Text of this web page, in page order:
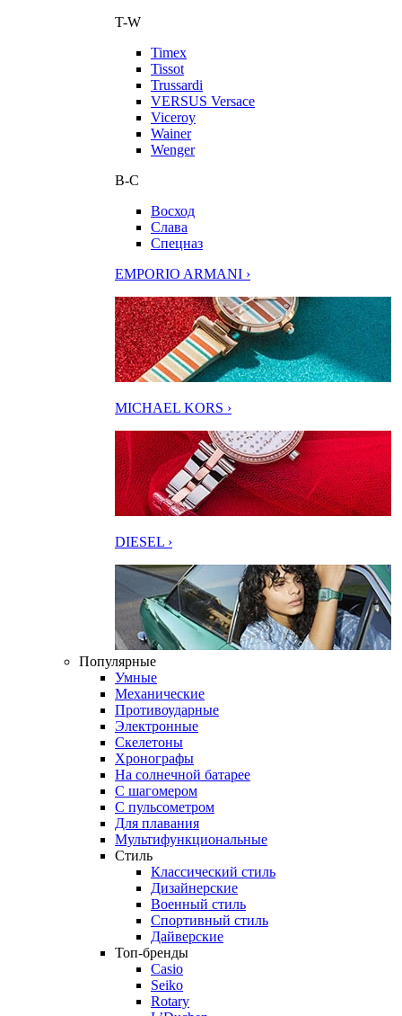
T-W
Timex
Tissot
Trussardi
VERSUS Versace
Viceroy
Wainer
Wenger
В-С
Восход
Слава
Спецназ
EMPORIO ARMANI ›
MICHAEL KORS ›
DIESEL ›
Популярные
Умные
Механические
Противоударные
Электронные
Скелетоны
Хронографы
На солнечной батарее
С шагомером
С пульсометром
Для плавания
Мультифункциональные
Стиль
Классический стиль
Дизайнерские
Военный стиль
Спортивный стиль
Дайверские
Топ-бренды
Casio
Seiko
Rotary